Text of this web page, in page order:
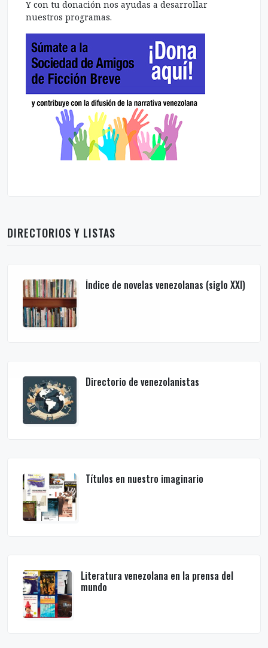
Y con tu donación nos ayudas a desarrollar
nuestros programas.
DIRECTORIOS Y LISTAS
Índice de novelas venezolanas (siglo XXI)
Directorio de venezolanistas
Títulos en nuestro imaginario
Literatura venezolana en la prensa del
mundo